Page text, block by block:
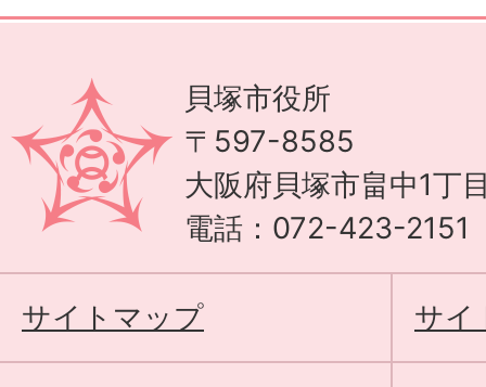
貝塚市役所
〒597-8585
大阪府貝塚市畠中1丁
電話：072-423-2151
サイトマップ サイ